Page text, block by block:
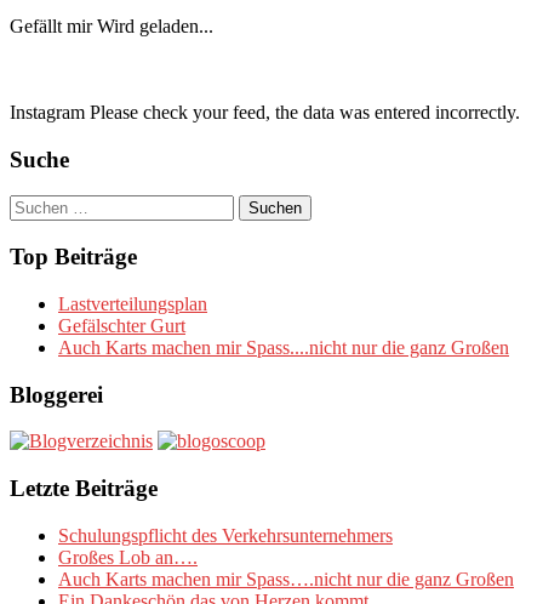
Gefällt mir Wird geladen...
Instagram Please check your feed, the data was entered incorrectly.
Suche
Suchen
nach:
Top Beiträge
Lastverteilungsplan
Gefälschter Gurt
Auch Karts machen mir Spass....nicht nur die ganz Großen
Bloggerei
Letzte Beiträge
Schulungspflicht des Verkehrsunternehmers
Großes Lob an….
Auch Karts machen mir Spass….nicht nur die ganz Großen